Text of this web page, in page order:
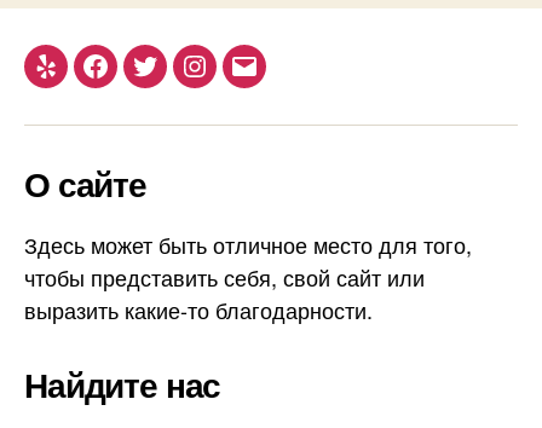
Yelp Facebook
TwitterInstagram
Email
О сайте
Здесь может быть отличное место для того,
чтобы представить себя, свой сайт или
выразить какие-то благодарности.
Найдите нас